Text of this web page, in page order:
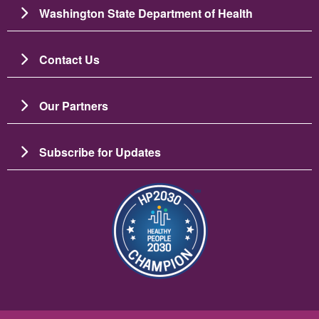
Washington State Department of Health
Contact Us
Our Partners
Subscribe for Updates